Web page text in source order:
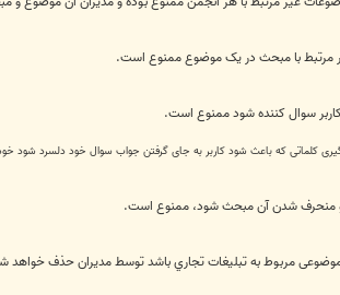
مرتبط با مبحث در یک موضوع ممنوع است.
سوال کننده شود ممنوع است.
کلماتی که باعث شود کاربر به جای گرفتن جواب سوال خود دلسرد شود
منحرف شدن آن مبحث شود، ممنوع است.
مربوط به تبليغات تجاري باشد توسط مديران حذف